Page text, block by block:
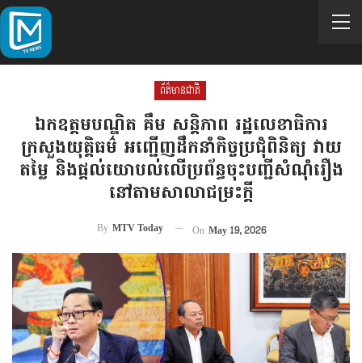
ព័ត៌មានជាតិ
ឯកឧត្តមបណ្ឌិត គឹម សន្តិភាព រដ្ឋលេខាធិការ
ក្រសួងយុត្តិធម៌ អញ្ជើញដឹកនាំកិច្ចប្រជុំពិនិត្យ វាយ
តម្លៃ និងផ្តល់យោបល់លើប្រព័ន្ធចុះបញ្ជីសំណុំរឿង
នៅតាមសាលាជម្រះក្តី
By MTV Today On May 19, 2026